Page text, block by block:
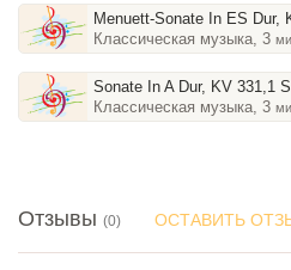
Menuett-Sonate In ES Dur,
Классическая музыка, 3
Sonate In A Dur, KV 331,1
Классическая музыка, 3
Отзывы (0) ОСТАВИТЬ